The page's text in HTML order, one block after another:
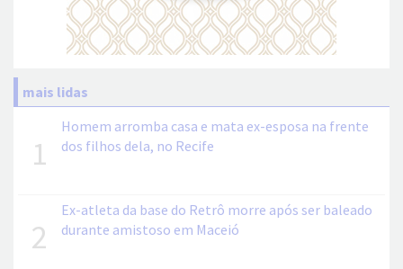
mais lidas
1
Homem arromba casa e mata ex-esposa na frente
dos filhos dela, no Recife
2
Ex-atleta da base do Retrô morre após ser baleado
durante amistoso em Maceió